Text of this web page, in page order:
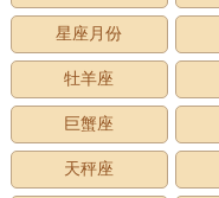
星座月份
牡羊座
巨蟹座
天秤座